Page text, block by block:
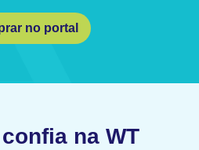
no portal
na WT